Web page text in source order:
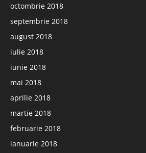
octombrie 2018
septembrie 2018
august 2018
iulie 2018
iunie 2018
mai 2018
aprilie 2018
martie 2018
februarie 2018
ianuarie 2018